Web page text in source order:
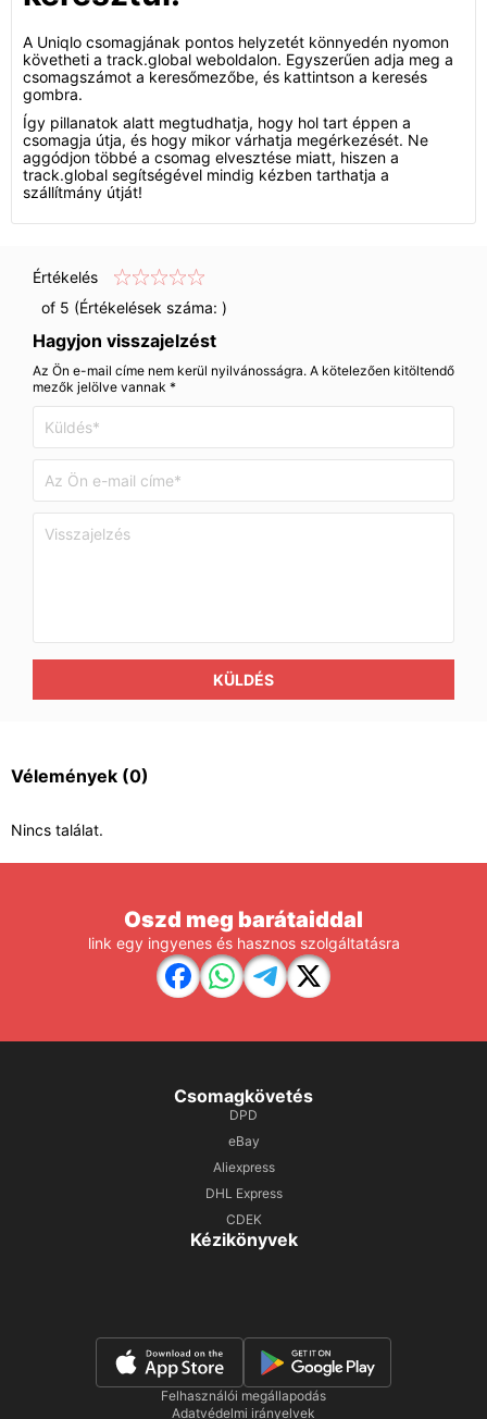
A Uniqlo csomagjának pontos helyzetét könnyedén nyomon
követheti a track.global weboldalon. Egyszerűen adja meg a
csomagszámot a keresőmezőbe, és kattintson a keresés
gombra.
Így pillanatok alatt megtudhatja, hogy hol tart éppen a
csomagja útja, és hogy mikor várhatja megérkezését. Ne
aggódjon többé a csomag elvesztése miatt, hiszen a
track.global segítségével mindig kézben tarthatja a
szállítmány útját!
Értékelés
of 5 (Értékelések száma: )
Hagyjon visszajelzést
Az Ön e-mail címe nem kerül nyilvánosságra. A kötelezően kitöltendő
mezők jelölve vannak *
KÜLDÉS
Vélemények (0)
Nincs találat.
Oszd meg barátaiddal
link egy ingyenes és hasznos szolgáltatásra
Csomagkövetés
DPD
eBay
Aliexpress
DHL Express
CDEK
Kézikönyvek
Felhasználói megállapodás
Adatvédelmi irányelvek